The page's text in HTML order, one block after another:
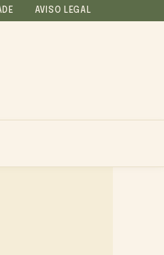
AVISO LEGAL